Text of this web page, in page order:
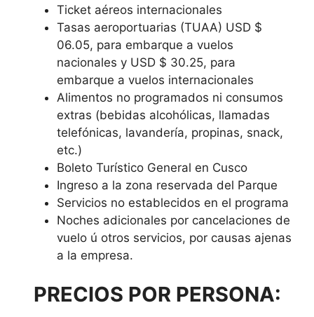
Ticket aéreos internacionales
Tasas aeroportuarias (TUAA) USD $
06.05, para embarque a vuelos
nacionales y USD $ 30.25, para
embarque a vuelos internacionales
Alimentos no programados ni consumos
extras (bebidas alcohólicas, llamadas
telefónicas, lavandería, propinas, snack,
etc.)
Boleto Turístico General en Cusco
Ingreso a la zona reservada del Parque
Servicios no establecidos en el programa
Noches adicionales por cancelaciones de
vuelo ú otros servicios, por causas ajenas
a la empresa.
PRECIOS POR PERSONA: